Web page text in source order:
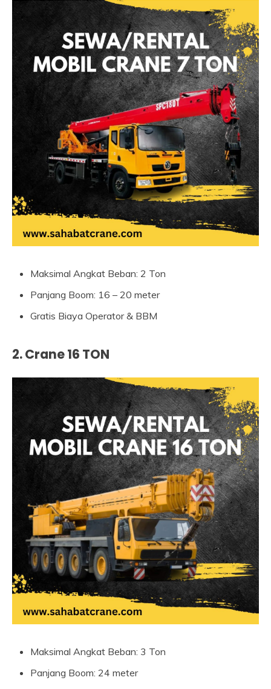
Maksimal Angkat Beban: 2 Ton
Panjang Boom: 16 – 20 meter
Gratis Biaya Operator & BBM
2. Crane 16 TON
Maksimal Angkat Beban: 3 Ton
Panjang Boom: 24 meter